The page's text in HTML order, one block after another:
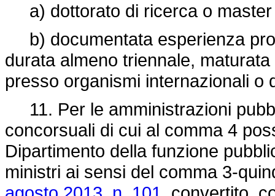
a) dottorato di ricerca o master
b) documentata esperienza
durata almeno triennale,
presso organismi internazionali o
11. Per le amministrazioni
concorsuali di cui al comma 4
Dipartimento della funzione
ministri ai sensi del comma 3-